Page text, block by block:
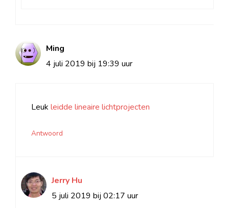
Ming
4 juli 2019 bij 19:39 uur
Leuk leidde lineaire lichtprojecten
Antwoord
Jerry Hu
5 juli 2019 bij 02:17 uur